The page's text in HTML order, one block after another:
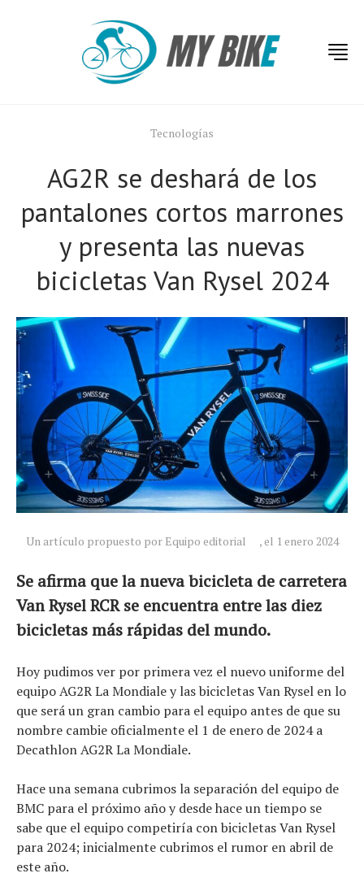
Tecnologías
AG2R se deshará de los
pantalones cortos marrones
y presenta las nuevas
bicicletas Van Rysel 2024
Un artículo propuesto por Equipo editorial , el 1 enero 2024
Se afirma que la nueva bicicleta de carretera
Van Rysel RCR se encuentra entre las diez
bicicletas más rápidas del mundo.
Hoy pudimos ver por primera vez el nuevo uniforme del
equipo AG2R La Mondiale y las bicicletas Van Rysel en lo
que será un gran cambio para el equipo antes de que su
nombre cambie oficialmente el 1 de enero de 2024 a
Decathlon AG2R La Mondiale.
Hace una semana cubrimos la separación del equipo de
BMC para el próximo año y desde hace un tiempo se
sabe que el equipo competiría con bicicletas Van Rysel
para 2024; inicialmente cubrimos el rumor en abril de
este año.